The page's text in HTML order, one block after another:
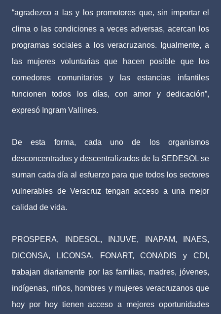
“agradezco a las y los promotores que, sin importar el
clima o las condiciones a veces adversas, acercan los
programas sociales a los veracruzanos. Igualmente, a
las mujeres voluntarias que hacen posible que los
comedores comunitarios y las estancias infantiles
funcionen todos los días, con amor y dedicación”,
expresó Ingram Vallines.
De esta forma, cada uno de los organismos
desconcentrados y descentralizados de la SEDESOL se
suman cada día al esfuerzo para que todos los sectores
vulnerables de Veracruz tengan acceso a una mejor
calidad de vida.
PROSPERA, INDESOL, INJUVE, INAPAM, INAES,
DICONSA, LICONSA, FONART, CONADIS y CDI,
trabajan diariamente por las familias, madres, jóvenes,
indígenas, niños, hombres y mujeres veracruzanos que
hoy por hoy tienen acceso a mejores oportunidades